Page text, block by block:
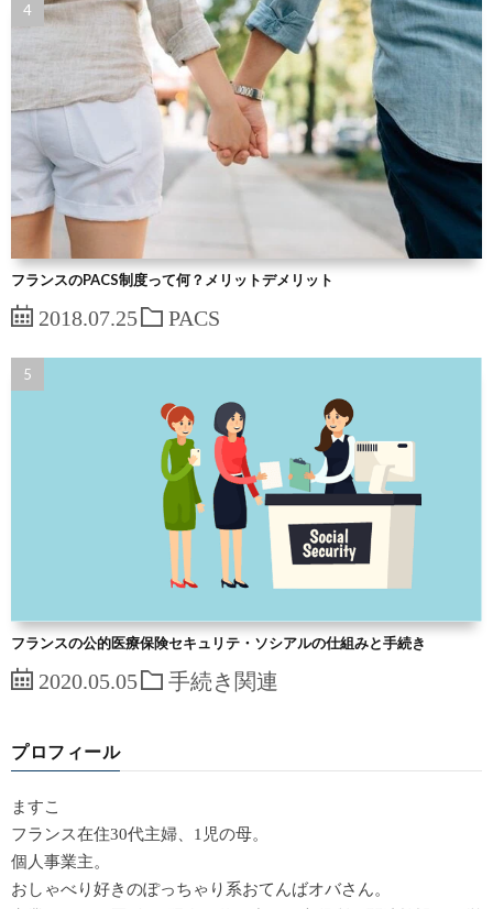
フランスのPACS制度って何？メリットデメリット
2018.07.25 PACS
フランスの公的医療保険セキュリテ・ソシアルの仕組みと手続き
2020.05.05 手続き関連
プロフィール
ますこ
フランス在住30代主婦、1児の母。
個人事業主。
おしゃべり好きのぽっちゃり系おてんばオバさん。